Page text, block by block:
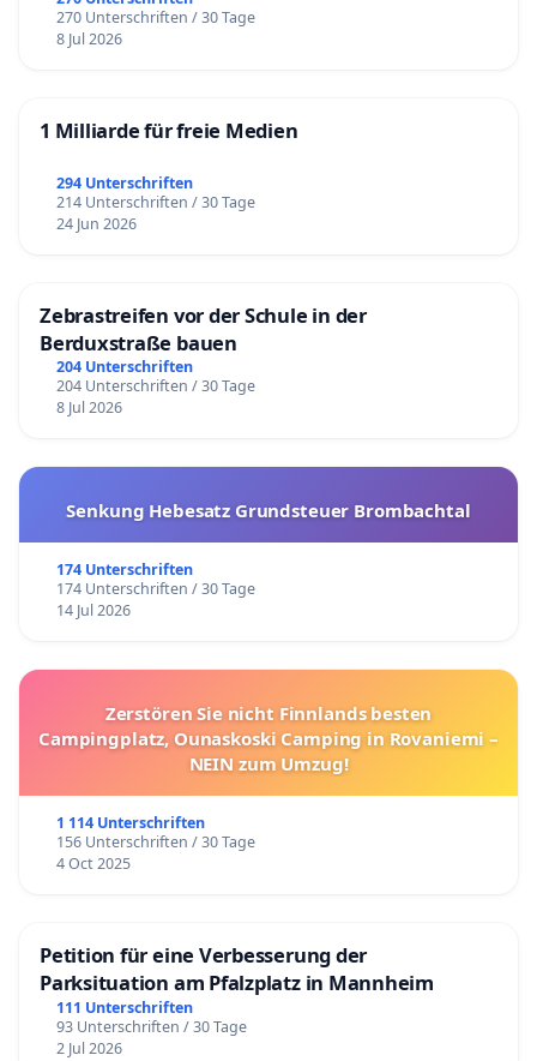
270 Unterschriften / 30 Tage
8 Jul 2026
1 Milliarde für freie Medien
294 Unterschriften
214 Unterschriften / 30 Tage
24 Jun 2026
Zebrastreifen vor der Schule in der
Berduxstraße bauen
204 Unterschriften
204 Unterschriften / 30 Tage
8 Jul 2026
Senkung Hebesatz Grundsteuer Brombachtal
174 Unterschriften
174 Unterschriften / 30 Tage
14 Jul 2026
Zerstören Sie nicht Finnlands besten
Campingplatz, Ounaskoski Camping in Rovaniemi –
NEIN zum Umzug!
1 114 Unterschriften
156 Unterschriften / 30 Tage
4 Oct 2025
Petition für eine Verbesserung der
Parksituation am Pfalzplatz in Mannheim
111 Unterschriften
93 Unterschriften / 30 Tage
2 Jul 2026